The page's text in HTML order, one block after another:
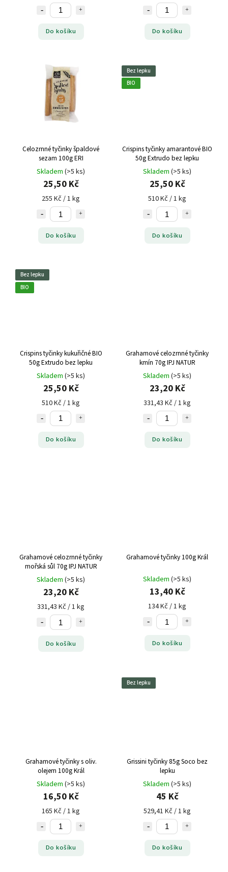
Do košíku Do košíku
Celozrnné tyčinky špaldové
sezam 100g ERI
Skladem (>5 ks)
25,50 Kč
255 Kč / 1 kg
Do košíku
Bez lepku
BIO
Crispins tyčinky amarantové BIO
50g Extrudo bez lepku
Skladem (>5 ks)
25,50 Kč
510 Kč / 1 kg
Do košíku
Bez lepku
BIO
Crispins tyčinky kukuřičné BIO
50g Extrudo bez lepku
Skladem (>5 ks)
25,50 Kč
510 Kč / 1 kg
Do košíku
Grahamové celozrnné tyčinky
kmín 70g IPJ NATUR
Skladem (>5 ks)
23,20 Kč
331,43 Kč / 1 kg
Do košíku
Grahamové celozrnné tyčinky
mořská sůl 70g IPJ NATUR
Skladem (>5 ks)
23,20 Kč
331,43 Kč / 1 kg
Do košíku
Grahamové tyčinky 100g Král
Skladem (>5 ks)
13,40 Kč
134 Kč / 1 kg
Do košíku
Grahamové tyčinky s oliv.
olejem 100g Král
Skladem (>5 ks)
16,50 Kč
165 Kč / 1 kg
Do košíku
Bez lepku
Grissini tyčinky 85g Soco bez
lepku
Skladem (>5 ks)
45 Kč
529,41 Kč / 1 kg
Do košíku